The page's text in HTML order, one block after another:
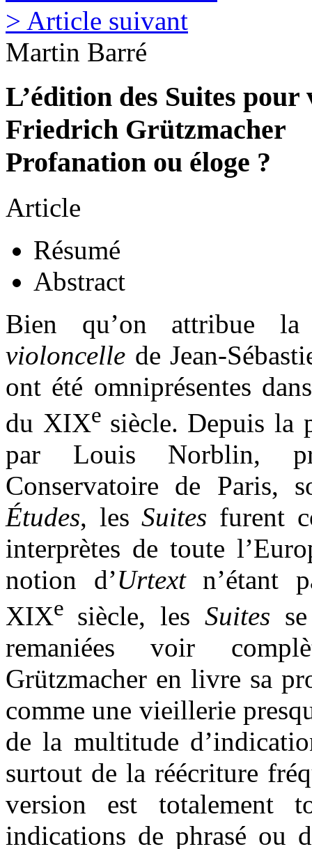
> Article suivant
Martin Barré
L’édition des Suites
Friedrich Grützmacher
Profanation ou éloge ?
Article
Résumé
Abstract
Bien qu’on attribue
violoncelle de Jean-
ont été omniprésentes
du XIXe siècle. Depuis la
par Louis Norblin,
Conservatoire de
Études, lesSuites furent
interprètes de toute
notion d’Urtextn’étant
XIXe siècle, les Suites
remaniées voir
Grützmacher en livre sa
comme une vieillerie
de la multitude
surtout de la réécriture
version est totalement
indications de phrasé ou